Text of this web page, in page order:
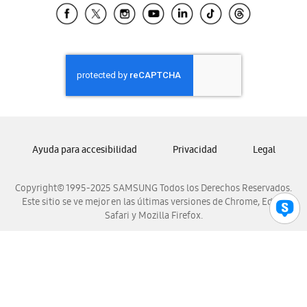
Samsung El Salvador
Samsung Honduras
Samsung Nicaragua
Samsung Panamá
Samsung Venezuela
Copyright© 1995-2025 SAMSUNG Todos los Derechos Reservados.
Este sitio se ve mejor en las últimas versiones de Chrome, Edge,
Safari y Mozilla Firefox.
Ayuda para accesibilidad Privacidad Legal